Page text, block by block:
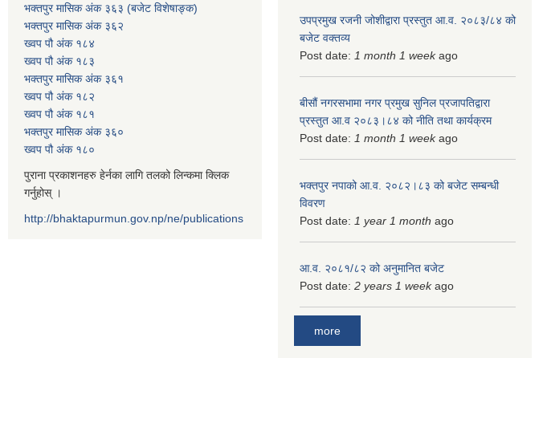
भक्तपुर मासिक अंक ३६३ (बजेट विशेषाङ्क)
भक्तपुर मासिक अंक ३६२
ख्वप पौ अंक १८४
ख्वप पौ अंक १८३
भक्तपुर मासिक अंक ३६१
ख्वप पौ अंक १८२
ख्वप पौ अंक १८१
भक्तपुर मासिक अंक ३६०
ख्वप पौ अंक १८०
पुराना प्रकाशनहरु हेर्नका लागि तलको लिन्कमा क्लिक
गर्नुहोस् ।
http://bhaktapurmun.gov.np/ne/publications
उपप्रमुख रजनी जोशीद्वारा प्रस्तुत आ.व. २०८३/८४ को
बजेट वक्तव्य
Post date: 1 month 1 weekago
बीसौं नगरसभामा नगर प्रमुख सुनिल प्रजापतिद्वारा
प्रस्तुत आ.व‍ २०८३।८४ को नीति तथा कार्यक्रम
Post date: 1 month 1 weekago
भक्तपुर नपाको आ.व. २०८२।८३ को बजेट सम्बन्धी
विवरण
Post date: 1 year 1 month ago
आ.व. २०८१/८२ को अनुमानित बजेट
Post date: 2 years 1 weekago
more